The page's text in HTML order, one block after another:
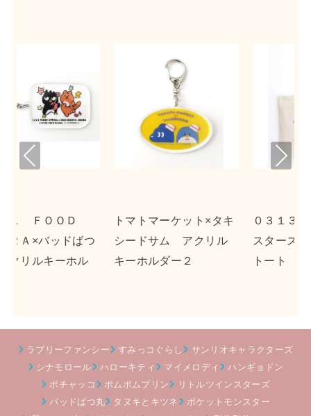
ト×タキ
クリル
０３１３×リトルツイン
スターズ キャンバス
トート
ｎｓｎ×ポチャッ
クリルキーホルダ
Pre
Nex
ラブリーファンシー すみっコぐらし
サンリオキャラクターズ
シナモロール
ハローキティ マイメロディ
ハンギョドン
ポチャッコ
ポムポムプリン
リトルツインスターズ
バッドばつ丸
タヌキとキツネ
ポケットモンスター